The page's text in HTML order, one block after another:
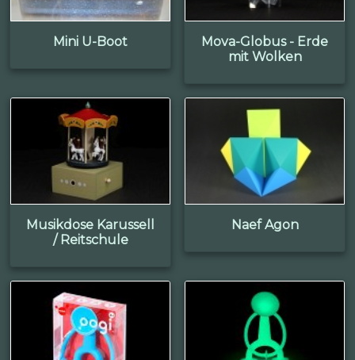
Mini U-Boot
Mova-Globus - Erde
mit Wolken
Musikdose Karussell
/ Reitschule
Naef Agon